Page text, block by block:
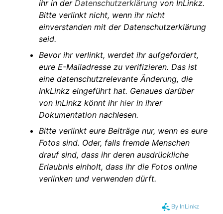
ihr in der Datenschutzerklärung von InLinkz.
Bitte verlinkt nicht, wenn ihr nicht
einverstanden mit der Datenschutzerklärung
seid.
Bevor ihr verlinkt, werdet ihr aufgefordert,
eure E-Mailadresse zu verifizieren. Das ist
eine datenschutzrelevante Änderung, die
InkLinkz eingeführt hat. Genaues darüber
von InLinkz könnt ihr hierin ihrer
Dokumentation nachlesen.
Bitte verlinkt eure Beiträge nur, wenn es eure
Fotos sind. Oder, falls fremde Menschen
drauf sind, dass ihr deren ausdrückliche
Erlaubnis einholt, dass ihr die Fotos online
verlinken und verwenden dürft.